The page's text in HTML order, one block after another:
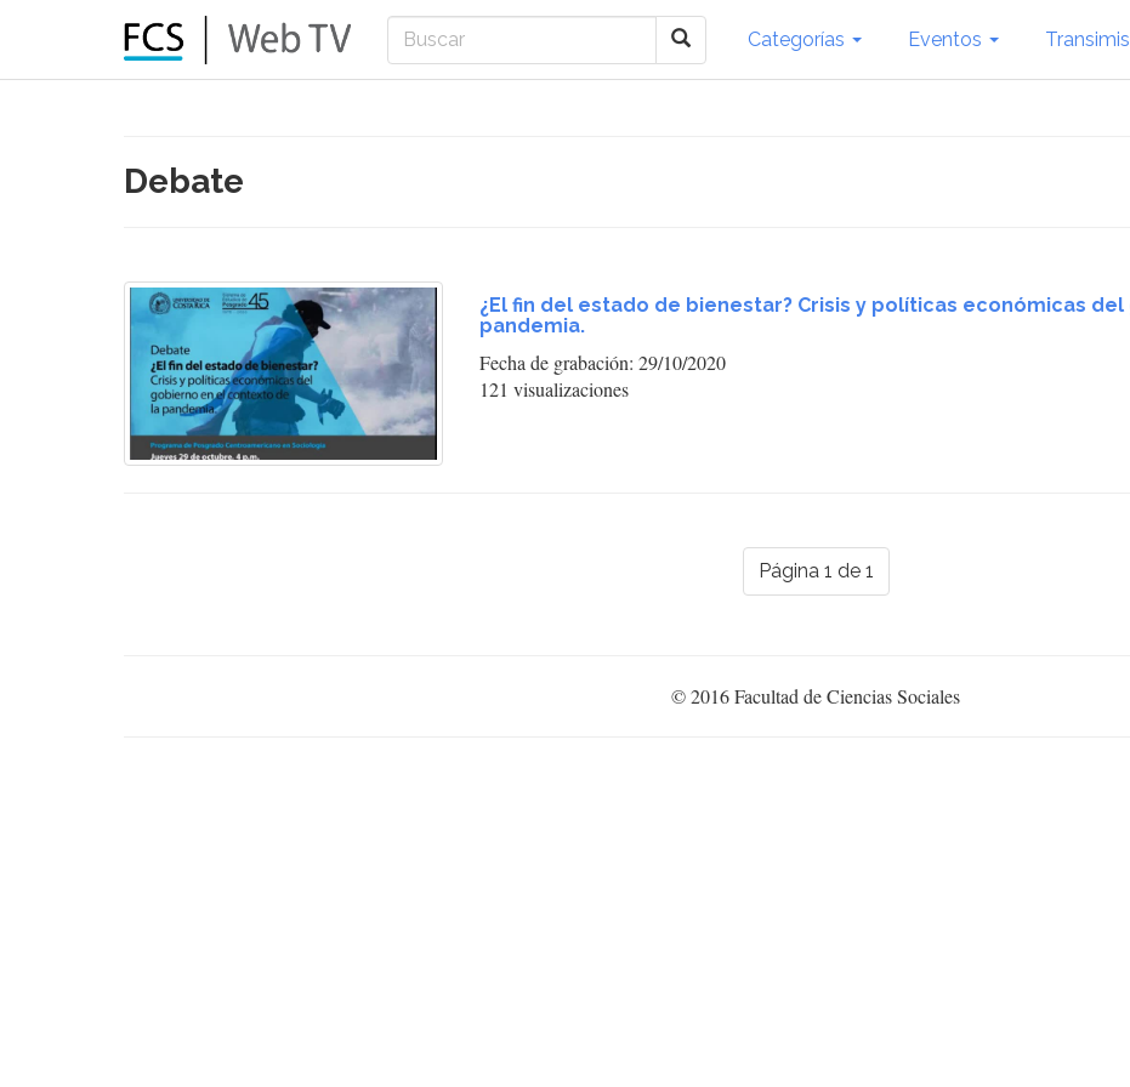
Categorías Eventos
Debate
¿El fin del estado de bienestar? Crisis y políticas económicas
pandemia.
Fecha de grabación: 29/10/2020
121 visualizaciones
Página 1 de 1
© 2016 Facultad de Ciencias Sociales